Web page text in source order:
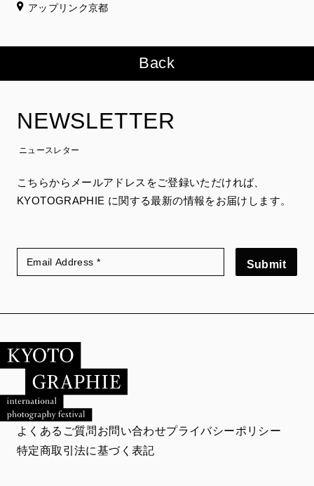
アップリンク京都
Back
NEWSLETTER
ニュースレター
こちらからメールアドレスをご登録いただければ、
KYOTOGRAPHIE に関する最新の情報をお届けします。
Submit
よくあるご質問 お問い合わせプライバシーポリシー
特定商取引法に基づく表記